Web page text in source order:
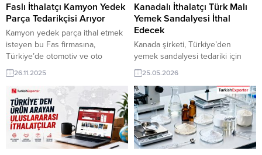
Faslı İthalatçı Kamyon Yedek
Parça Tedarikçisi Arıyor
Kamyon yedek parça ithal etmek
isteyen bu Fas firmasına,
Türkiye’de otomotiv ve oto
sanayii ürünleri ile yedek parça
üreticisi veya tedarikçisi olan
ihracatçı firmalar teklif sunabilirler.
Yeni bir ihracat pazarı fırsatı olan
bu alım ilanının iletişim bilgilerine
TurkishExporter VIP üyeleri ile TE
üyelik kredisi sahibi ihracat
şirketleri erişebilmektedir. ➤ Bu...
26.11.2025
Kanadalı İthalatçı Türk Malı
Yemek Sandalyesi İthal
Edecek
Kanada şirketi, Türkiye’den
yemek sandalyesi tedariki için
üretici ve/veya ihracatçı firma
arıyor. Ev dekorasyonu, mobilya
mağazaları ve iç mekân
projelerinde kullanılacak kaliteli
yemek sandalyeleri için Türk
üreticilerden modern
koleksiyonlar, kataloglar ve fiyat
teklifleri talep ediyor. ➤ Talebin
25.05.2026